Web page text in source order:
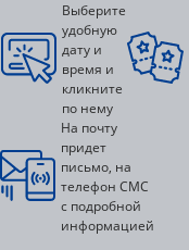
Выберите
удобную
дату и
время и
кликните
по нему
На почту
придет
письмо, на
телефон СМС
с подробной
информацией